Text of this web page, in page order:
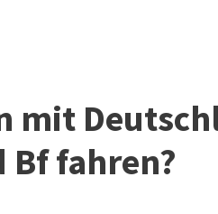
mit
Bf fahren?